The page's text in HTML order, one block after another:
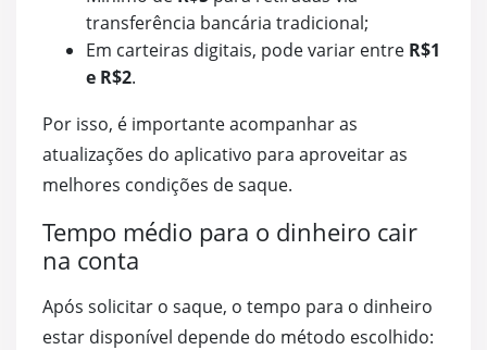
transferência bancária tradicional;
Em carteiras digitais, pode variar entre R$1
e R$2.
Por isso, é importante acompanhar as
atualizações do aplicativo para aproveitar as
melhores condições de saque.
Tempo médio para o dinheiro cair
na conta
Após solicitar o saque, o tempo para o dinheiro
estar disponível depende do método escolhido: